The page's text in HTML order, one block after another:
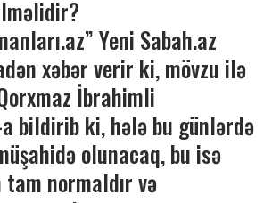
Yeni Sabah.az
xəbər verir ki, mövzu ilə
İbrahimli
bildirib ki, hələ bu günlərdə
olunacaq, bu isə
tam normaldır və